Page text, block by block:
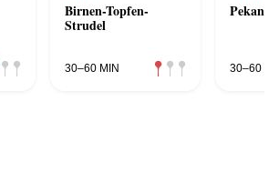
Birnen-Topfen-
Strudel
30–60 MIN 30–60